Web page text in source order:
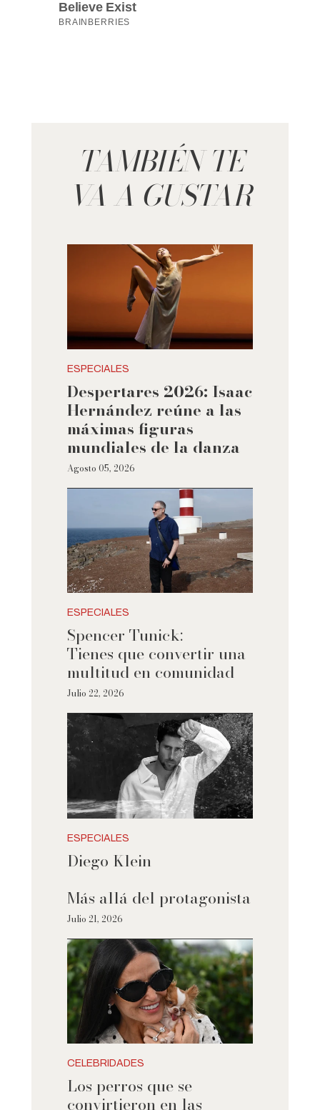
TAMBIÉN TE
VA A GUSTAR
ESPECIALES
Despertares 2026: Isaac
Hernández reúne a las
máximas figuras
mundiales de la danza
Agosto 05, 2026
ESPECIALES
Spencer Tunick:
Tienes que convertir una
multitud en comunidad
Julio 22, 2026
ESPECIALES
Diego Klein
Más allá del protagonista
Julio 21, 2026
CELEBRIDADES
Los perros que se
convirtieron en las